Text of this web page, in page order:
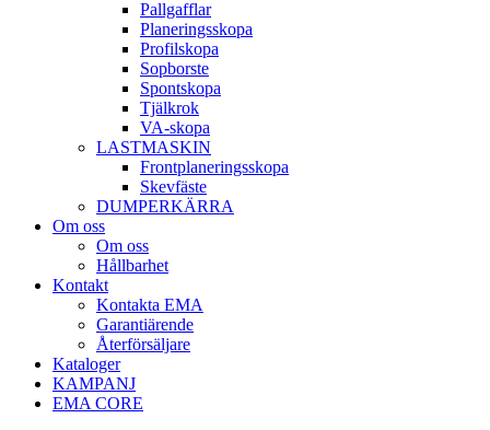
Pallgafflar
Planerings­skopa
Profil­skopa
Sop­borste
Spont­skopa
Tjäl­krok
VA­-skopa
LAST­MASKIN
Front­planerings­skopa
Skev­fäste
DUMPER­KÄRRA
Om oss
Om oss
Hållbarhet
Kontakt
Kontakta EMA
Garantiärende
Återförsäljare
Kataloger
KAMPANJ
EMA CORE